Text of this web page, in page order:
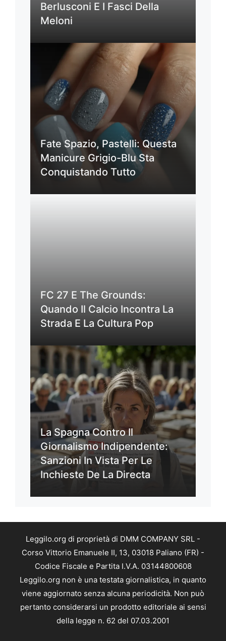
Berlusconi E I Fasci Della
Meloni
Fate Spazio, Pastelli: Questa
Manicure Grigio-Blu Sta
Conquistando Tutto
FC 27 E The Grounds:
Quando Il Calcio Incontra La
Strada E La Cultura Pop
La Spagna Contro Il
Giornalismo Indipendente:
Sanzioni In Vista Per Le
Inchieste De La Directa
Leggilo.org di proprietà di DMM COMPANY SRL -
Corso Vittorio Emanuele II, 13, 03018 Paliano (FR) -
Codice Fiscale e Partita I.V.A. 03144800608
Leggilo.org non è una testata giornalistica, in quanto
viene aggiornato senza alcuna periodicità. Non può
pertanto considerarsi un prodotto editoriale ai sensi
della legge n. 62 del 07.03.2001